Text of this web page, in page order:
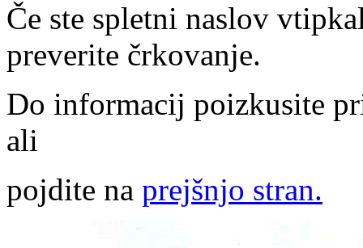
Če ste spletni naslov
preverite črkovanje.
Do informacij poizkusite
ali
pojdite na prejšnjo stran.